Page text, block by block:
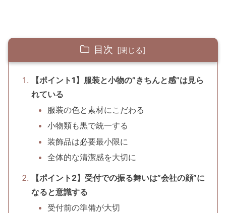
目次
【ポイント1】服装と小物の”きちんと感”は見ら
れている
服装の色と素材にこだわる
小物類も黒で統一する
装飾品は必要最小限に
全体的な清潔感を大切に
【ポイント2】受付での振る舞いは”会社の顔”に
なると意識する
受付前の準備が大切